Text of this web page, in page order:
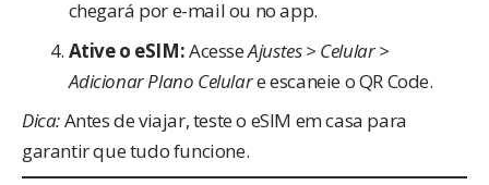
chegará por e-mail ou no app.
Ative o eSIM:AcesseAjustes > Celular >
Adicionar Plano Celulare escaneie o QR Code.
Dica:Antes de viajar, teste o eSIM em casa para
garantir que tudo funcione.